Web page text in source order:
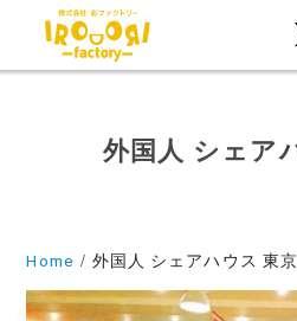
外国人 シェア
Home 外国人 シェアハウス 東京